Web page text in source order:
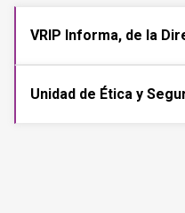
VRIP Informa, de la
Unidad de Ética y